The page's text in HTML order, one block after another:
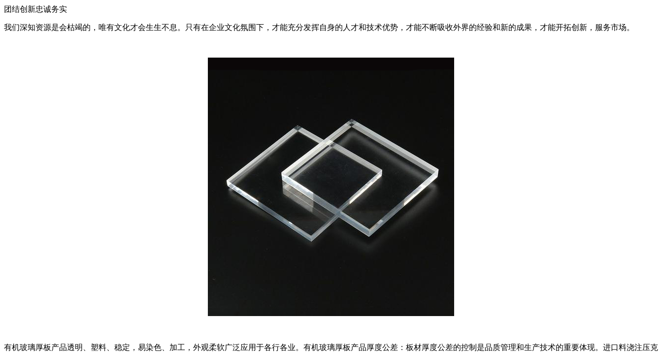
团结创新忠诚务实
我们深知资源是会枯竭的，唯有文化才会生生不息。只有在企业文化氛围下，才能充分发挥自身的人才和技术优势，才能不断吸收外界的经验和新的成果，才能开拓创新，服务市场。
有机玻璃厚板产品透明、塑料、稳定，易染色、加工，外观柔软广泛应用于各行各业。有机玻璃厚板产品厚度公差：板材厚度公差的控制是品质管理和生产技术的重要体现。进口料浇注压克